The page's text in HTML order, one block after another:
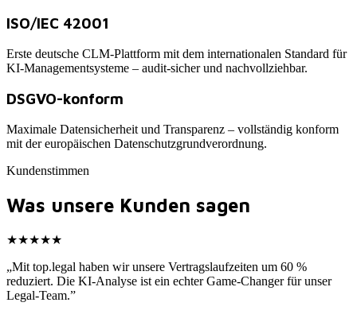
ISO/IEC 42001
Erste deutsche CLM-Plattform mit dem internationalen Standard für
KI-Managementsysteme – audit-sicher und nachvollziehbar.
DSGVO-konform
Maximale Datensicherheit und Transparenz – vollständig konform
mit der europäischen Datenschutzgrundverordnung.
Kundenstimmen
Was unsere Kunden sagen
★★★★★
„Mit top.legal haben wir unsere Vertragslaufzeiten um 60 %
reduziert. Die KI-Analyse ist ein echter Game-Changer für unser
Legal-Team.”